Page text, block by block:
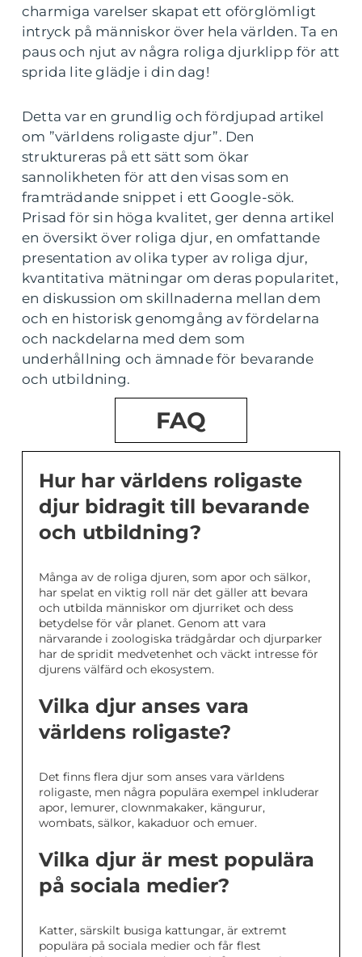
charmiga varelser skapat ett oförglömligt
intryck på människor över hela världen. Ta en
paus och njut av några roliga djurklipp för att
sprida lite glädje i din dag!
Detta var en grundlig och fördjupad artikel
om ”världens roligaste djur”. Den
struktureras på ett sätt som ökar
sannolikheten för att den visas som en
framträdande snippet i ett Google-sök.
Prisad för sin höga kvalitet, ger denna artikel
en översikt över roliga djur, en omfattande
presentation av olika typer av roliga djur,
kvantitativa mätningar om deras popularitet,
en diskussion om skillnaderna mellan dem
och en historisk genomgång av fördelarna
och nackdelarna med dem som
underhållning och ämnade för bevarande
och utbildning.
FAQ
Hur har världens roligaste
djur bidragit till bevarande
och utbildning?
Många av de roliga djuren, som apor och sälkor,
har spelat en viktig roll när det gäller att bevara
och utbilda människor om djurriket och dess
betydelse för vår planet. Genom att vara
närvarande i zoologiska trädgårdar och djurparker
har de spridit medvetenhet och väckt intresse för
djurens välfärd och ekosystem.
Vilka djur anses vara
världens roligaste?
Det finns flera djur som anses vara världens
roligaste, men några populära exempel inkluderar
apor, lemurer, clownmakaker, kängurur,
wombats, sälkor, kakaduor och emuer.
Vilka djur är mest populära
på sociala medier?
Katter, särskilt busiga kattungar, är extremt
populära på sociala medier och får flest